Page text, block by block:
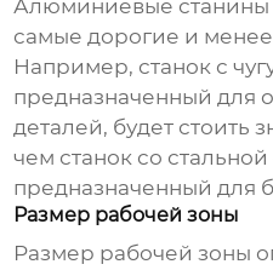
Алюминиевые станины
самые дорогие и
Например, станок с
предназначенный для
деталей, будет стоить
чем станок со
предназначенный для
Размер рабочей зоны
Размер рабочей зоны